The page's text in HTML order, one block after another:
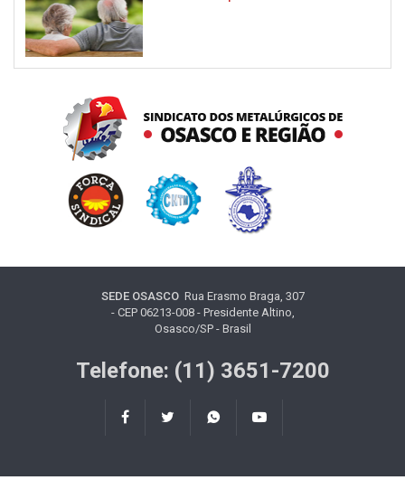
SEDE OSASCORua Erasmo Braga, 307
- CEP 06213-008 - Presidente Altino,
Osasco/SP - Brasil
Telefone: (11) 3651-7200